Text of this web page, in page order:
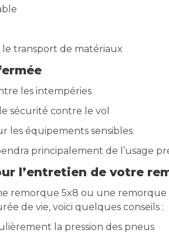
transport de matériaux
les intempéries
sécurité contre le vol
les équipements sensibles
principalement de l’usage
l’entretien de votre
remorque 5x8 ou une remorque
de vie, voici quelques conseils :
la pression des pneus